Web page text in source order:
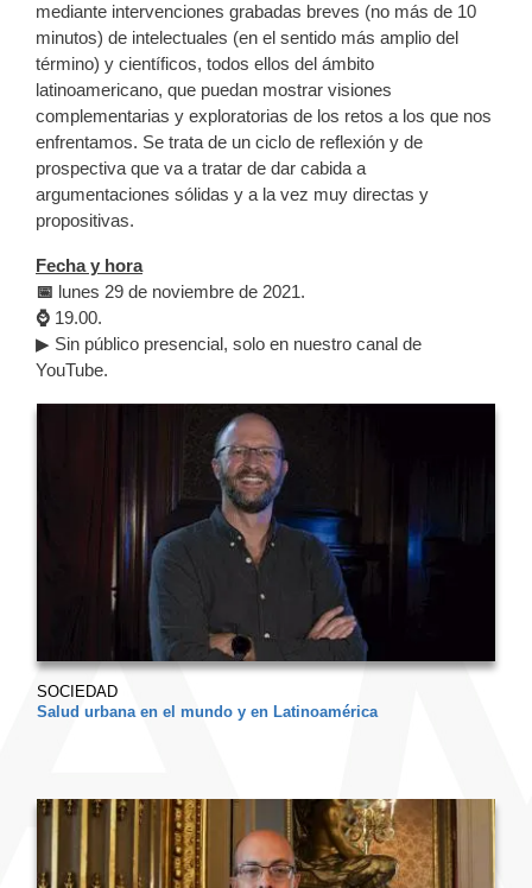
mediante intervenciones grabadas breves (no más de 10
minutos) de intelectuales (en el sentido más amplio del
término) y científicos, todos ellos del ámbito
latinoamericano, que puedan mostrar visiones
complementarias y exploratorias de los retos a los que nos
enfrentamos. Se trata de un ciclo de reflexión y de
prospectiva que va a tratar de dar cabida a
argumentaciones sólidas y a la vez muy directas y
propositivas.
Fecha y hora
📅 lunes 29 de noviembre de 2021.
⌚ 19.00.
▶ Sin público presencial, solo en nuestro canal de
YouTube.
SOCIEDAD
Salud urbana en el mundo y en Latinoamérica